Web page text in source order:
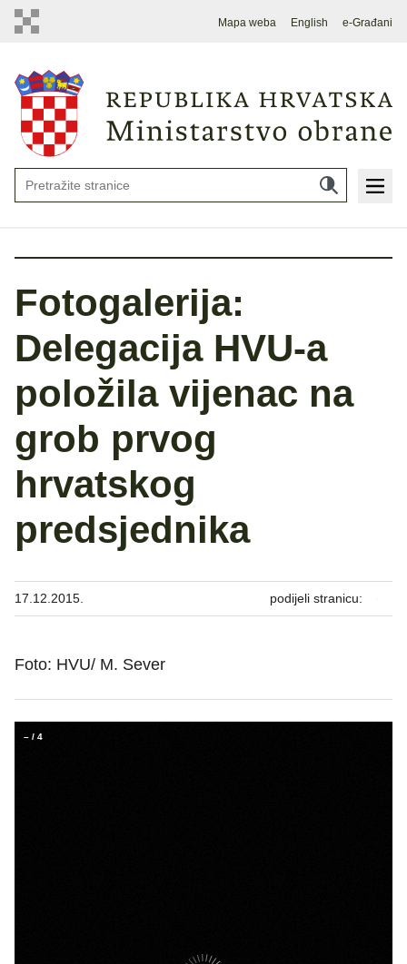
Mapa weba English e-Građani
Fotogalerija:
Delegacija HVU-a
položila vijenac na
grob prvog
hrvatskog
predsjednika
17.12.2015. podijeli stranicu:
Foto: HVU/ M. Sever
– / 4